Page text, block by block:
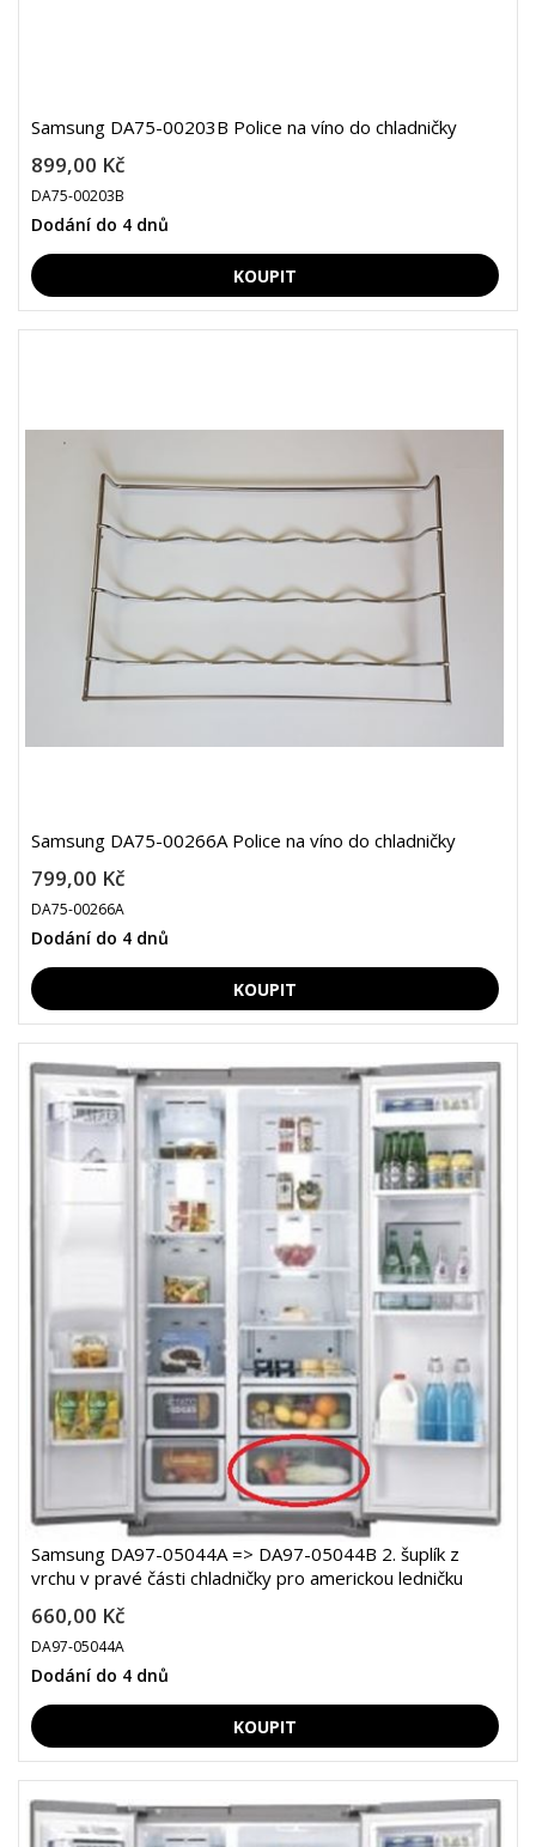
Samsung DA75-00203B Police na víno do chladničky
899,00 Kč
DA75-00203B
Dodání do 4 dnů
Samsung DA75-00266A Police na víno do chladničky
799,00 Kč
DA75-00266A
Dodání do 4 dnů
Samsung DA97-05044A => DA97-05044B 2. šuplík z
vrchu v pravé části chladničky pro americkou ledničku
660,00 Kč
DA97-05044A
Dodání do 4 dnů